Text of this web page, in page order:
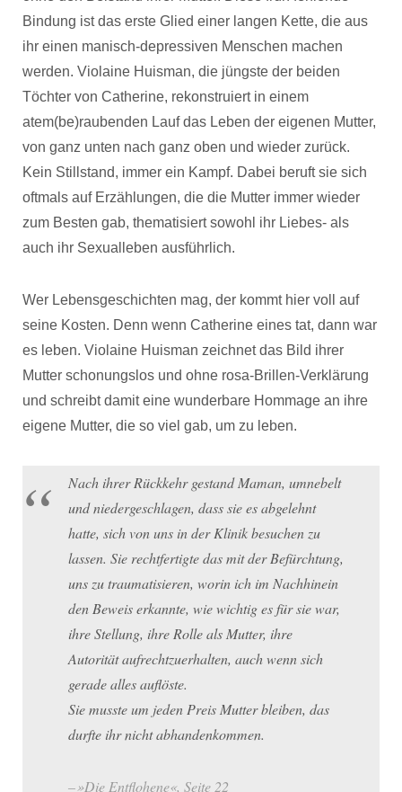
Bindung ist das erste Glied einer langen Kette, die aus
ihr einen manisch-depressiven Menschen machen
werden. Violaine Huisman, die jüngste der beiden
Töchter von Catherine, rekonstruiert in einem
atem(be)raubenden Lauf das Leben der eigenen Mutter,
von ganz unten nach ganz oben und wieder zurück.
Kein Stillstand, immer ein Kampf. Dabei beruft sie sich
oftmals auf Erzählungen, die die Mutter immer wieder
zum Besten gab, thematisiert sowohl ihr Liebes- als
auch ihr Sexualleben ausführlich.
Wer Lebensgeschichten mag, der kommt hier voll auf
seine Kosten. Denn wenn Catherine eines tat, dann war
es leben. Violaine Huisman zeichnet das Bild ihrer
Mutter schonungslos und ohne rosa-Brillen-Verklärung
und schreibt damit eine wunderbare Hommage an ihre
eigene Mutter, die so viel gab, um zu leben.
Nach ihrer Rückkehr gestand Maman, umnebelt
und niedergeschlagen, dass sie es abgelehnt
hatte, sich von uns in der Klinik besuchen zu
lassen. Sie rechtfertigte das mit der Befürchtung,
uns zu traumatisieren, worin ich im Nachhinein
den Beweis erkannte, wie wichtig es für sie war,
ihre Stellung, ihre Rolle als Mutter, ihre
Autorität aufrechtzuerhalten, auch wenn sich
gerade alles auflöste.
Sie musste um jeden Preis Mutter bleiben, das
durfte ihr nicht abhandenkommen.
»Die Entflohene«, Seite 22